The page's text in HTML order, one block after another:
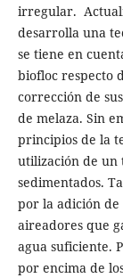
irregular.
desarrolla una
se tiene en
biofloc respecto
corrección de
de melaza. Sin
principios de la
utilización de un
sedimentados.
por la adición de
aireadores que
agua suficiente.
por encima de